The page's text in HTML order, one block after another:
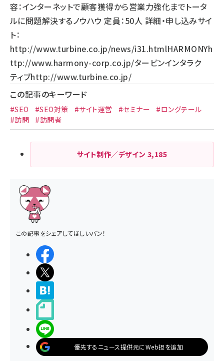
容：インターネットで顧客獲得から営業力強化までトータ
ルに問題解決するノウハウ 定員：50人 詳細・申し込みサイ
ト：
http://www.turbine.co.jp/news/i31.htmlHARMONYh
ttp://www.harmony-corp.co.jp/タービンインタラク
ティブhttp://www.turbine.co.jp/
この記事のキーワード
#SEO #SEO対策 #サイト運営 #セミナー
#ロングテール
#訪問
#訪問者
サイト制作／デザイン 3,185
この記事をシェアしてほしいパン！
優先するニュース提供元にWeb担を追加